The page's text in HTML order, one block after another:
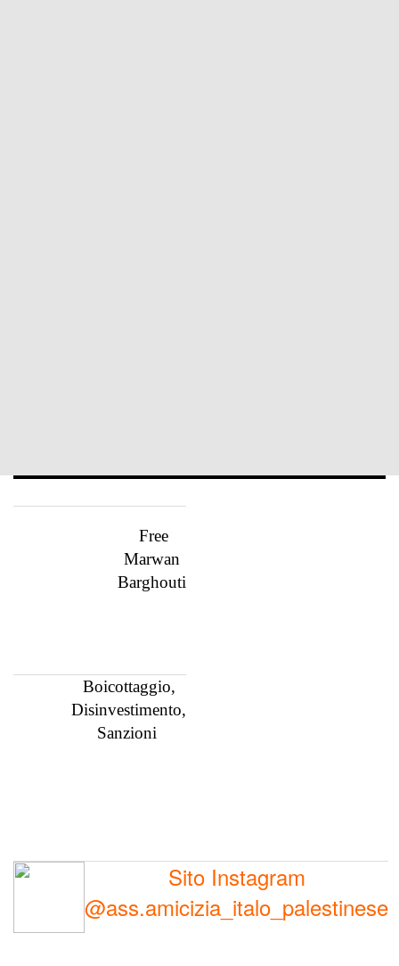
Free
Marwan
Barghouti
Boicottaggio,
Disinvestimento,
Sanzioni
Sito Instagram
@ass.amicizia_italo_palestinese